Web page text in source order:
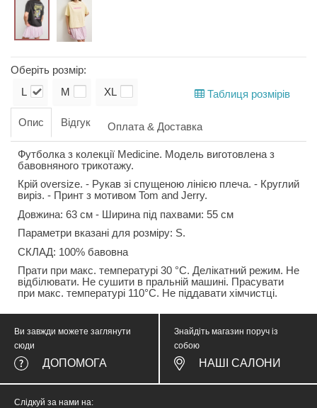
Оберіть розмір:
L M XL Таблиця розмірів
Опис Відгук Оплата & Доставка
Футболка з колекції Medicine. Модель виготовлена з
бавовняного трикотажу.
Крій oversize. - Рукав зі спущеною лінією плеча. - Круглий
виріз. - Принт з мотивом Tom and Jerry.
Довжина: 63 см - Ширина під пахвами: 55 см
Параметри вказані для розміру: S.
СКЛАД: 100% бавовна
Прати при макс. температурі 30 °C. Делікатний режим. Не
відбілювати. Не сушити в пральній машині. Прасувати
при макс. температурі 110°C. Не піддавати хімчистці.
Ви завжди можете заглянути
сюди
ДОПОМОГА
Знайдіть магазин поруч із
собою
НАШІ САЛОНИ
Слідкуй за нами на: